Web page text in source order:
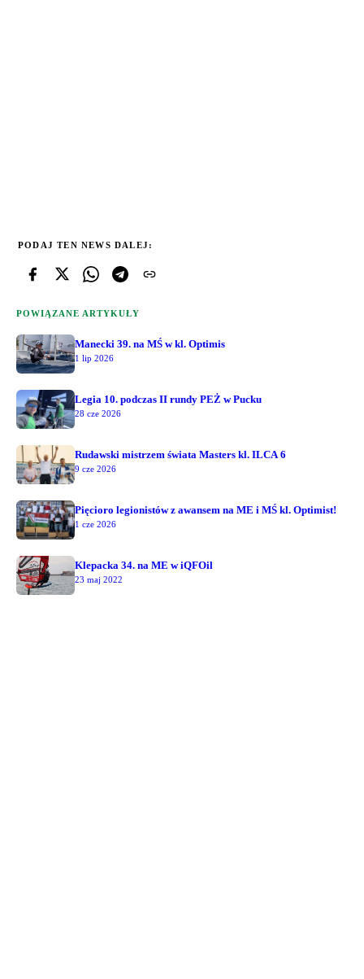
PODAJ TEN NEWS DALEJ:
POWIĄZANE ARTYKUŁY
Manecki 39. na MŚ w kl. Optimis
1 lip 2026
Legia 10. podczas II rundy PEŻ w Pucku
28 cze 2026
Rudawski mistrzem świata Masters kl. ILCA 6
9 cze 2026
Pięcioro legionistów z awansem na ME i MŚ kl. Optimist!
1 cze 2026
Klepacka 34. na ME w iQFOil
23 maj 2022